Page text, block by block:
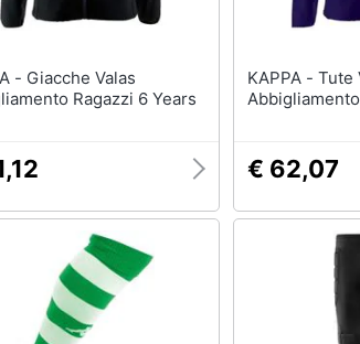
Valas
Ragazzi 6 Years
KAPPA - Tute Valas
€ 62,07